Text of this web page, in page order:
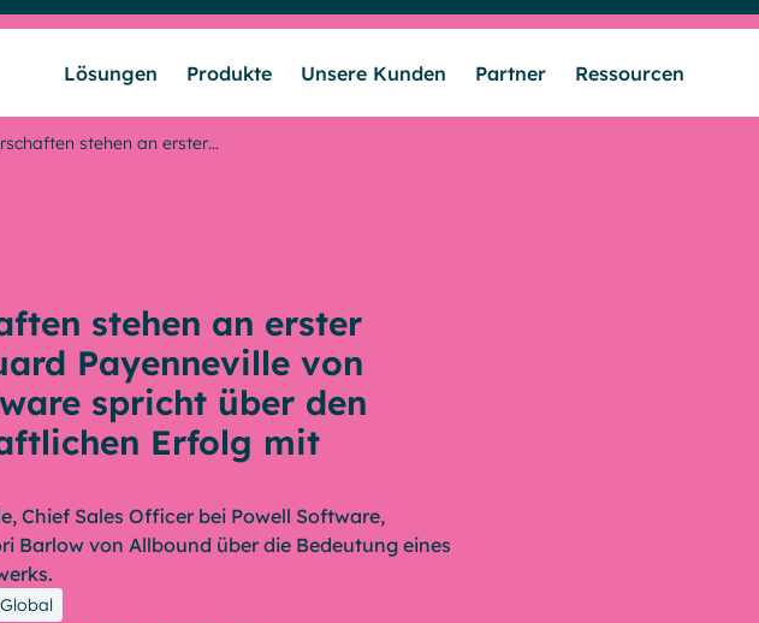
Lösungen Produkte Unsere Kunden Partner Ressourcen
stehen an erster…
stehen an erster
Payenneville von
spricht über den
Erfolg mit
Chief Sales Officer bei Powell Software,
Barlow von Allbound über die Bedeutung eines
Global